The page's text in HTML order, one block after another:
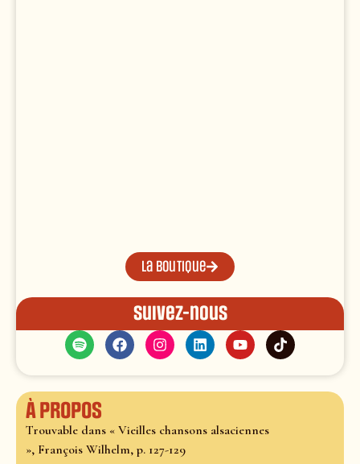
La boutique
Suivez-nous
À propos
Trouvable dans « Vieilles chansons alsaciennes
», François Wilhelm, p. 127-129